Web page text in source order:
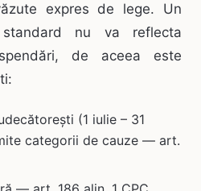
expres de lege. Un
standard nu va reflecta
de aceea este
(1 iulie – 31
categorii de cauze — art.